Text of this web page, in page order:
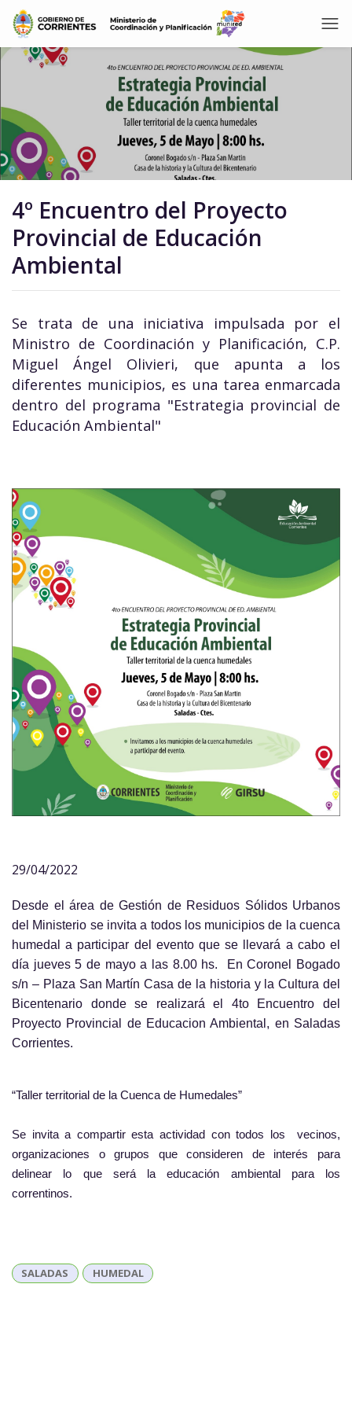
4º Encuentro del Proyecto
Provincial de Educación
Ambiental
Se trata de una iniciativa impulsada por el
Ministro de Coordinación y Planificación, C.P.
Miguel Ángel Olivieri, que apunta a los
diferentes municipios, es una tarea enmarcada
dentro del programa "Estrategia provincial de
Educación Ambiental"
29/04/2022
Desde el área de Gestión de Residuos Sólidos Urbanos
del Ministerio se invita a todos los municipios de la cuenca
humedal a participar del evento que se llevará a cabo el
día jueves 5 de mayo a las 8.00 hs. En Coronel Bogado
s/n – Plaza San Martín Casa de la historia y la Cultura del
Bicentenario donde se realizará el 4to Encuentro del
Proyecto Provincial de Educacion Ambiental, en Saladas
Corrientes.
“Taller territorial de la Cuenca de Humedales”
Se invita a compartir esta actividad con todos los vecinos,
organizaciones o grupos que consideren de interés para
delinear lo que será la educación ambiental para los
correntinos.
SALADAS HUMEDAL